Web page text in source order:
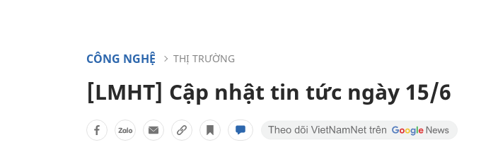
CÔNG NGHỆ THỊ TRƯỜNG
[LMHT] Cập nhật tin tức ngày 15/6